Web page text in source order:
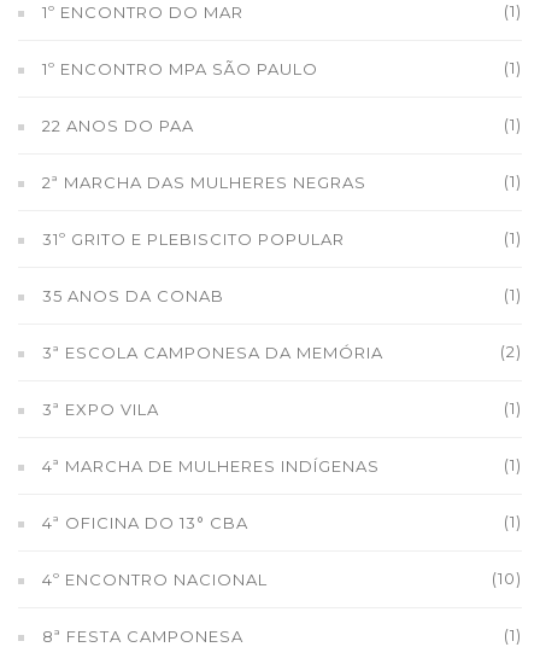
1º ENCONTRO DO MAR (1)
1º ENCONTRO MPA SÃO PAULO (1)
22 ANOS DO PAA (1)
2ª MARCHA DAS MULHERES NEGRAS (1)
31º GRITO E PLEBISCITO POPULAR (1)
35 ANOS DA CONAB (1)
3ª ESCOLA CAMPONESA DA MEMÓRIA (2)
3ª EXPO VILA (1)
4ª MARCHA DE MULHERES INDÍGENAS (1)
4ª OFICINA DO 13° CBA (1)
4º ENCONTRO NACIONAL (10)
8ª FESTA CAMPONESA (1)